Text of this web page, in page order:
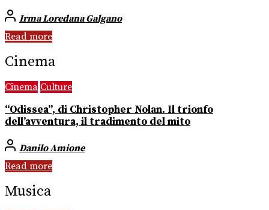
Irma Loredana Galgano
Read more
Cinema
Cinema Culture
“Odissea”, di Christopher Nolan. Il trionfo
dell’avventura, il tradimento del mito
Danilo Amione
Read more
Musica